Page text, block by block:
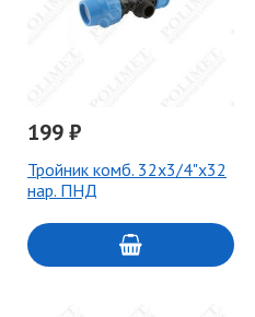
199 ₽
Тройник комб. 32х3/4"х32
нар. ПНД